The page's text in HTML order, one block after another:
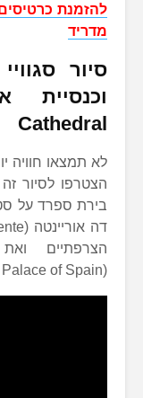
להזמנת
מדריד
סיור
Cathedral
לא תמצאו חוויה
הצטרפו לסיור
בירת ספרד על
הצרפתיים
(Royal Palace of Spain).